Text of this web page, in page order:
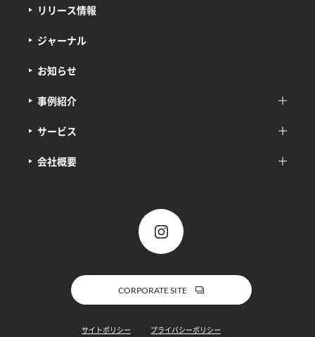
サービス
事例紹介
会社概要
リリース情報
ジャーナル
お知らせ
CORPORATE SITE
サイトポリシー プライバシーポリシー